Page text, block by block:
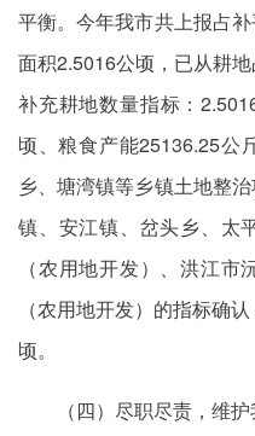
平衡。今年我市共上报占
面积2.5016公顷，已从耕
补充耕地数量指标：
顷、粮食产能25136.25公
乡、塘湾镇等乡镇土地整
镇、安江镇、岔头乡、太
（农用地开发）、洪江
（农用地开发）的指标确
顷。
（四）尽职尽责，维